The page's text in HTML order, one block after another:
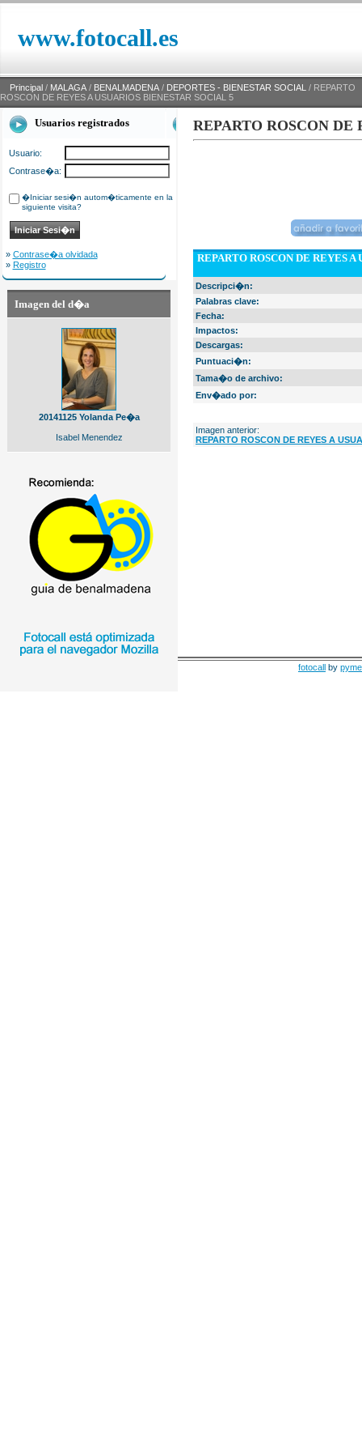
www.fotocall.es
Principal / MALAGA / BENALMADENA / DEPORTES - BIENESTAR SOCIAL / REPARTO
ROSCON DE REYES A USUARIOS BIENESTAR SOCIAL 5
Usuarios registrados
Usuario:
Contrase�a:
�Iniciar sesi�n autom�ticamente en la
siguiente visita?
» Contrase�a olvidada
» Registro
Imagen del d�a
20141125 Yolanda Pe�a
Isabel Menendez
REPARTO ROSCON DE
REPARTO ROSCON DE REYES
Descripci�n:
Palabras clave:
Fecha:
Impactos:
Descargas:
Puntuaci�n:
Tama�o de archivo:
Env�ado por:
Imagen anterior:
REPARTO ROSCON DE REYES A
fotocall by